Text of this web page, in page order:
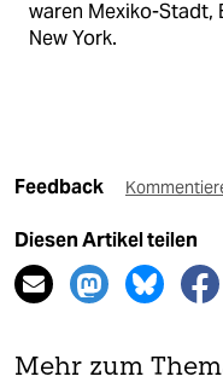
waren Mexiko-Stadt,
New York.
Feedback
Diesen Artikel teilen
Mehr zum